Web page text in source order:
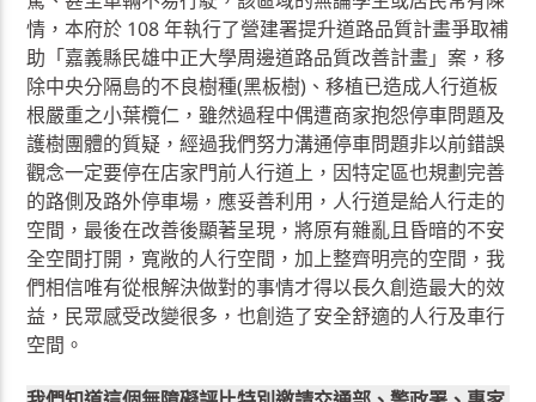
情，本府於 108 年執行了營建署提升道路品質計畫爭取補
助「嘉義縣民雄中正大學周邊道路品質改善計畫」案，移
除中央分隔島的不良樹種(黑板樹)、移植已造成人行道板
根嚴重之小葉欖仁，雖然過程中偶遭商家抱怨停車問題及
護樹團體的質疑，經過我們努力溝通停車問題非以前錯誤
觀念一定要停在店家門前人行道上，因特定區也規劃完善
的路側及路外停車場，應妥善利用，人行道是給人行走的
空間，最後在改善後顯著呈現，將原有雜亂且昏暗的不安
全空間打開，寬敞的人行空間，加上整齊明亮的空間，我
們相信唯有從根解決做對的事情才得以長久創造最大的效
益，民眾感受改變很多，也創造了安全舒適的人行及車行
空間。